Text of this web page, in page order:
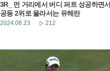
3R_ 먼 거리에서 버디 퍼트 성공하면서
공동 2위로 올라서는 유해란
2024.06.23 212